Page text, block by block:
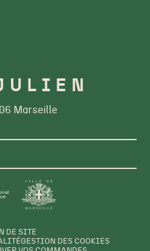
Marseille
DE SITE
GESTION DES COOKIES